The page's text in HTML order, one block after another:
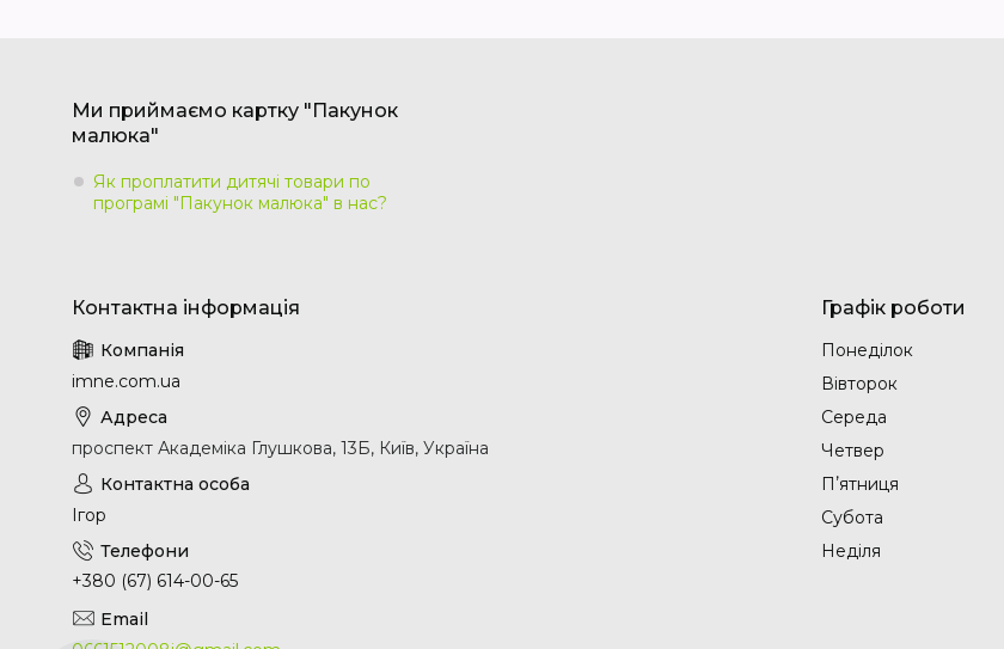
Ми приймаємо картку "Пакунок
малюка"
Як проплатити дитячі товари по
програмі "Пакунок малюка" в нас?
imne.com.ua
проспект Академіка Глушкова, 13Б, Київ, Україна
Ігор
+380 (67) 614-00-65
Графік роботи
Понеділок
Вівторок
Середа
Четвер
Пʼятниця
Субота
Неділя